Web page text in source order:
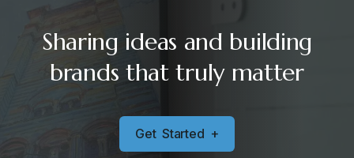
Sharing ideas and building
brands that truly matter
Get Started +